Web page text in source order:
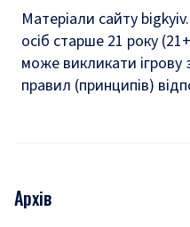
Матеріали сайту
осіб старше 21 року
може викликати
правил (принципів)
Архів